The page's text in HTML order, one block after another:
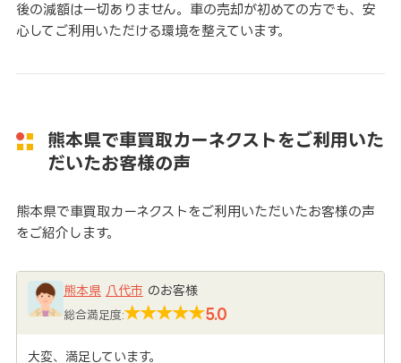
後の減額は一切ありません。車の売却が初めての方でも、安
心してご利用いただける環境を整えています。
熊本県で車買取カーネクストをご利用いた
だいたお客様の声
熊本県で車買取カーネクストをご利用いただいたお客様の声
をご紹介します。
熊本県 八代市 のお客様
総合満足度: 5.0
大変、満足しています。